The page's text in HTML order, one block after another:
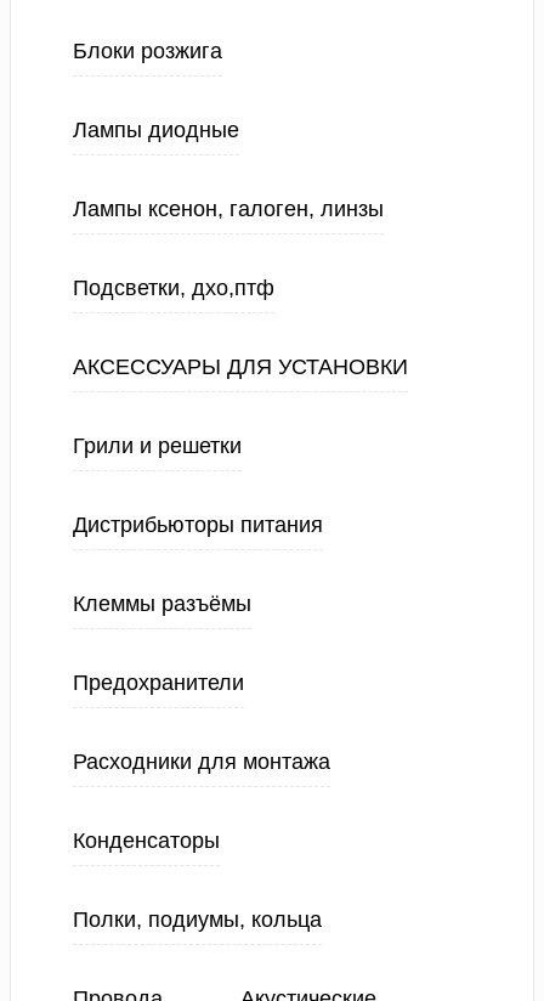
Блоки розжига
Лампы диодные
Лампы ксенон, галоген, линзы
Подсветки, дхо,птф
АКСЕССУАРЫ ДЛЯ УСТАНОВКИ
Грили и решетки
Дистрибьюторы питания
Клеммы разъёмы
Предохранители
Расходники для монтажа
Конденсаторы
Полки, подиумы, кольца